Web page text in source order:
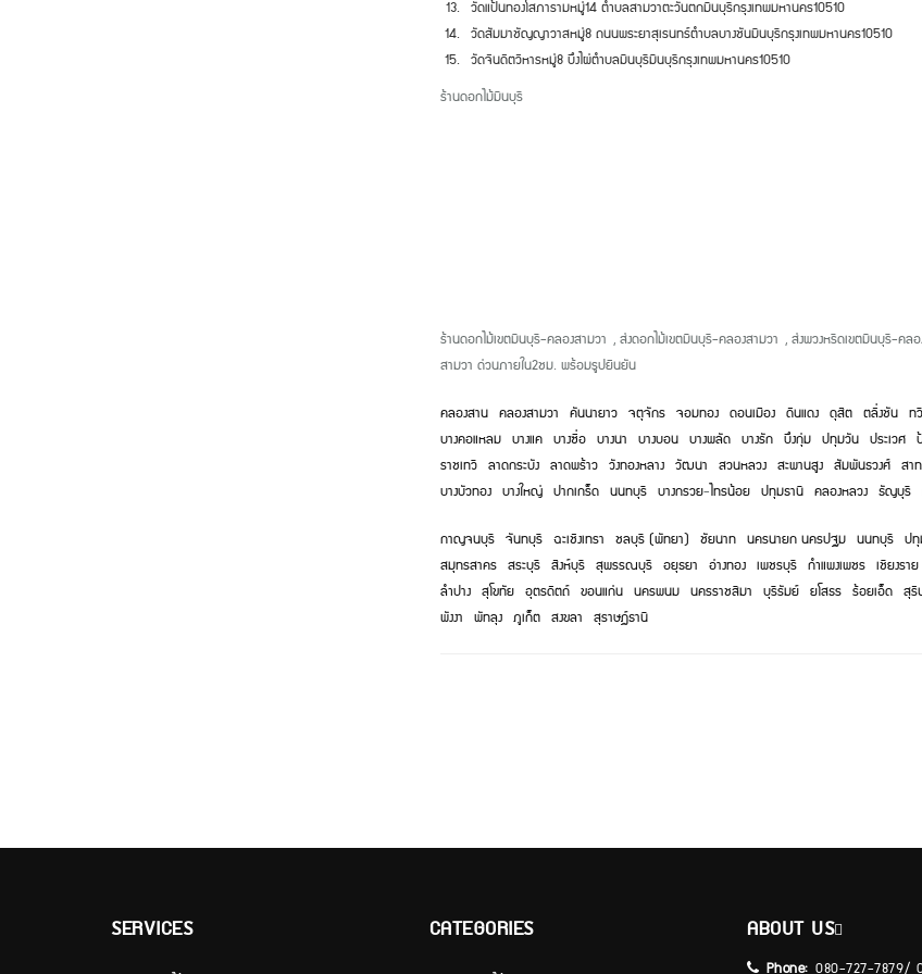
วัดแป้นทองโสภารามหมู่14ตำบลสามวาตะวันตกมีนบุรีกรุงเทพมหานคร10510
วัดสัมมาชัญญาวาสหมู่8ถนนพระยาสุเรนทร์ตำบลบางชันมีนบุรีกรุงเทพมหานคร10510
วัดจินดิตวิหารหมู่8บึงไผ่ตำบลมีนบุรีมีนบุรีกรุงเทพมหานคร10510
ร้านดอกไม้มีนบุรี
ร้านดอกไม้เขตมีนบุรี-คลองสามวา ,ส่งดอกไม้เขตมีนบุรี-คลองสามวา ,ส่งพวงหรีดเขตมีนบุรี-คลอ
สามวา ด่วนภายใน2ชม. พร้อมรูปยืนยัน
คลองสาน คลองสามวา คันนายาว จตุจักร จอมทอง ดอนเมือง ดินแดง ดุสิต ตลิ่งชัน ท
บางคอแหลม บางแค บางซื่อ บางนา บางบอน บางพลัด บางรัก บึงกุ่ม ปทุมวัน ประเวศ
ราชเทวี ลาดกระบัง ลาดพร้าว วังทองหลาง วัฒนา สวนหลวง สะพานสูง สัมพันธวงศ์ สา
บางบัวทอง บางใหญ่ ปากเกร็ด นนทบุรี บางกรวย-ไทรน้อย ปทุมธานี คลองหลวง ธัญบุรี
กาญจนบุรี จันทบุรี ฉะเชิงเทรา ชลบุรี (พัทยา) ชัยนาท นครนายก นครปฐม นนทบุรี ป
สมุทรสาคร สระบุรี สิงห์บุรี สุพรรณบุรี อยุธยา อ่างทอง เพชรบุรี กำแพงเพชร เชียงราย
ลำปาง สุโขทัย อุตรดิตถ์ ขอนแก่น นครพนม นครราชสีมา บุรีรัมย์ ยโสธร ร้อยเอ็ด สุริ
พังงา พัทลุง ภูเก็ต สงขลา สุราษฏ์ธานี
SERVICES CATEGORIES ABOUT US